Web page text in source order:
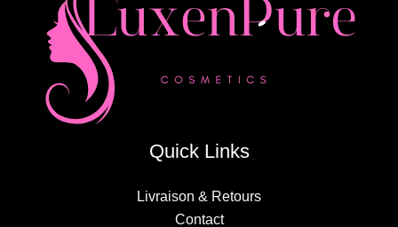
Quick Links
Livraison & Retours
Contact